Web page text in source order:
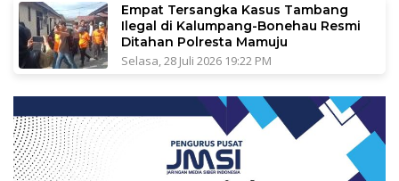
Empat Tersangka Kasus Tambang
Ilegal di Kalumpang-Bonehau Resmi
Ditahan Polresta Mamuju
Selasa, 28 Juli 2026 19:22 PM